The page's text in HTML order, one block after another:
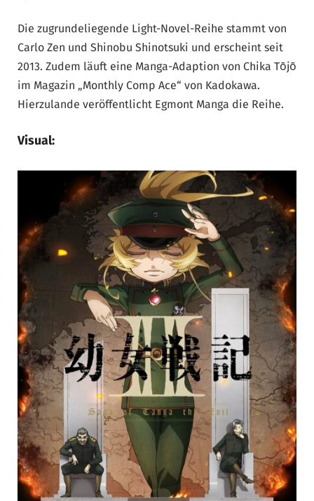
Die zugrundeliegende Light-Novel-Reihe stammt von
Carlo Zen und Shinobu Shinotsuki und erscheint seit
2013. Zudem läuft eine Manga-Adaption von Chika Tōjō
im Magazin „Monthly Comp Ace“ von Kadokawa.
Hierzulande veröffentlicht Egmont Manga die Reihe.
Visual: